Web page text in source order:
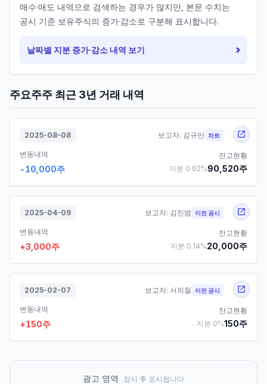
매수·매도 내역으로 검색하는 경우가 많지만, 본문 수치는
공시 기준 보유주식의 증가·감소로 구분해 표시합니다.
날짜별 지분 증가·감소 내역 보기 ›
주요주주 최근 3년 거래 내역
2025-08-08 보고자: 김규만 차트
변동내역
-10,000주
잔고현황
지분 0.62%90,520주
2025-04-09 보고자: 김진범 이전 공시
변동내역
+3,000주
잔고현황
지분 0.14%20,000주
2025-02-07 보고자: 서의철 이전 공시
변동내역
+150주
잔고현황
지분 0%150주
광고 영역 잠시 후 표시됩니다